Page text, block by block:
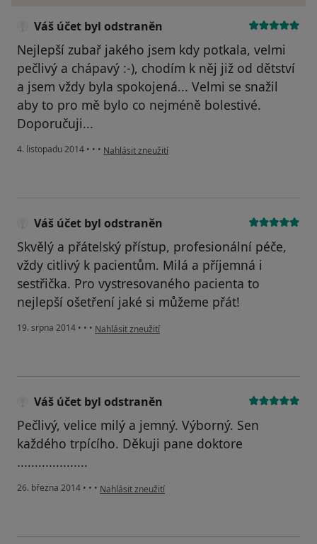
Váš účet byl odstraněn
Nejlepší zubař jakého jsem kdy potkala, velmi
pečlivý a chápavý :-), chodím k něj již od dětství
a jsem vždy byla spokojená... Velmi se snažil
aby to pro mě bylo co nejméně bolestivé.
Doporučuji...
4. listopadu 2014 • • • podle názoru uživatele Váš účet byl odstraněn
Nahlásit zneužití
Váš účet byl odstraněn
Skvělý a přátelský přístup, profesionální péče,
vždy citlivý k pacientům. Milá a příjemná i
sestřička. Pro vystresovaného pacienta to
nejlepší ošetření jaké si můžeme přát!
19. srpna 2014 • • • podle názoru uživatele Váš účet byl odstraněn
Nahlásit zneužití
Váš účet byl odstraněn
Pečlivý, velice milý a jemný. Výborný. Sen
každého trpícího. Děkuji pane doktore
....................
26. března 2014 • • • podle názoru uživatele Váš účet byl odstraněn
Nahlásit zneužití